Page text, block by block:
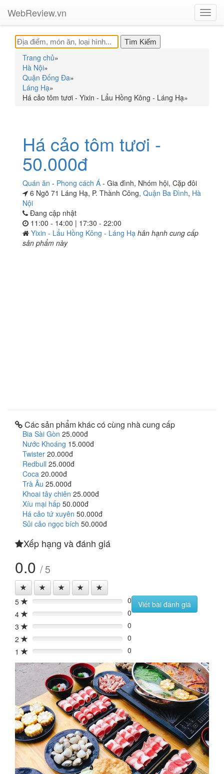
WebReview.vn
Trang chủ»
Hà Nội»
Quận Đống Đa»
Láng Hạ»
Há cảo tôm tươi - Yixin - Lẩu Hồng Kông - Láng Hạ»
Há cảo tôm tươi -
50.000đ
Quán ăn - Phong cách Á - Gia đình, Nhóm hội, Cặp đôi
6 Ngõ 71 Láng Hạ, P. Thành Công, Quận Ba Đình, Hà
Nội
Đang cập nhật
11:00 - 14:00 | 17:30 - 22:00
Yixin - Lẩu Hồng Kông - Láng Hạ hân hạnh cung cấp
sản phẩm này
Các sản phẩm khác có cùng nhà cung cấp
Bia Sài Gòn 25.000đ
Nước Khoáng 15.000đ
Twister 20.000đ
Redbull 25.000đ
Coca 20.000đ
Trà Âu 25.000đ
Khoai tây chiên 25.000đ
Xíu mại hấp 50.000đ
Há cảo tứ xuyên 50.000đ
Sủi cảo ngọc bích 50.000đ
Xếp hạng và đánh giá
0.0 / 5
5 0%
0
4
0%
0
3
0%
0
2
0%
0
1
0% 0
Viết bài đánh giá